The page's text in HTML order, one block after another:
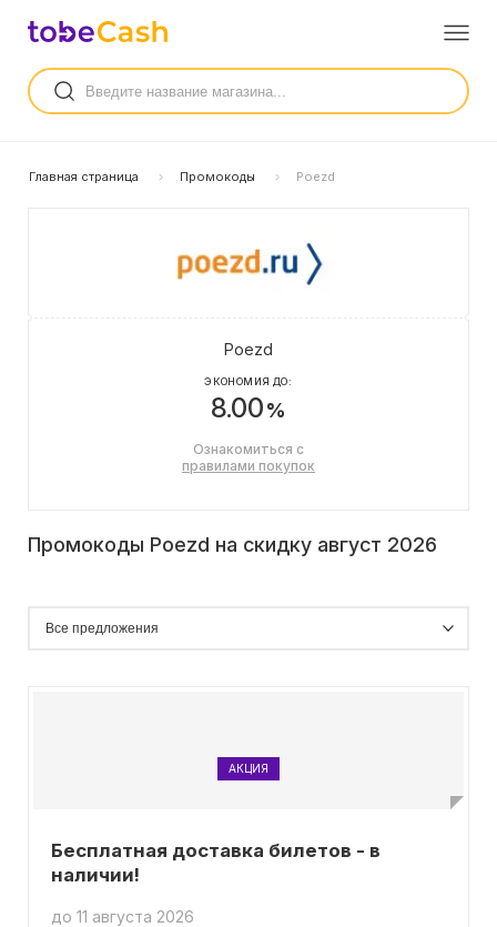
Главная страница Промокоды Poezd
Poezd
ЭКОНОМИЯ ДО:
8.00%
Ознакомиться с
правилами покупок
Промокоды Poezd на скидку август 2026
АКЦИЯ
Бесплатная доставка билетов - в
наличии!
до 11 августа 2026